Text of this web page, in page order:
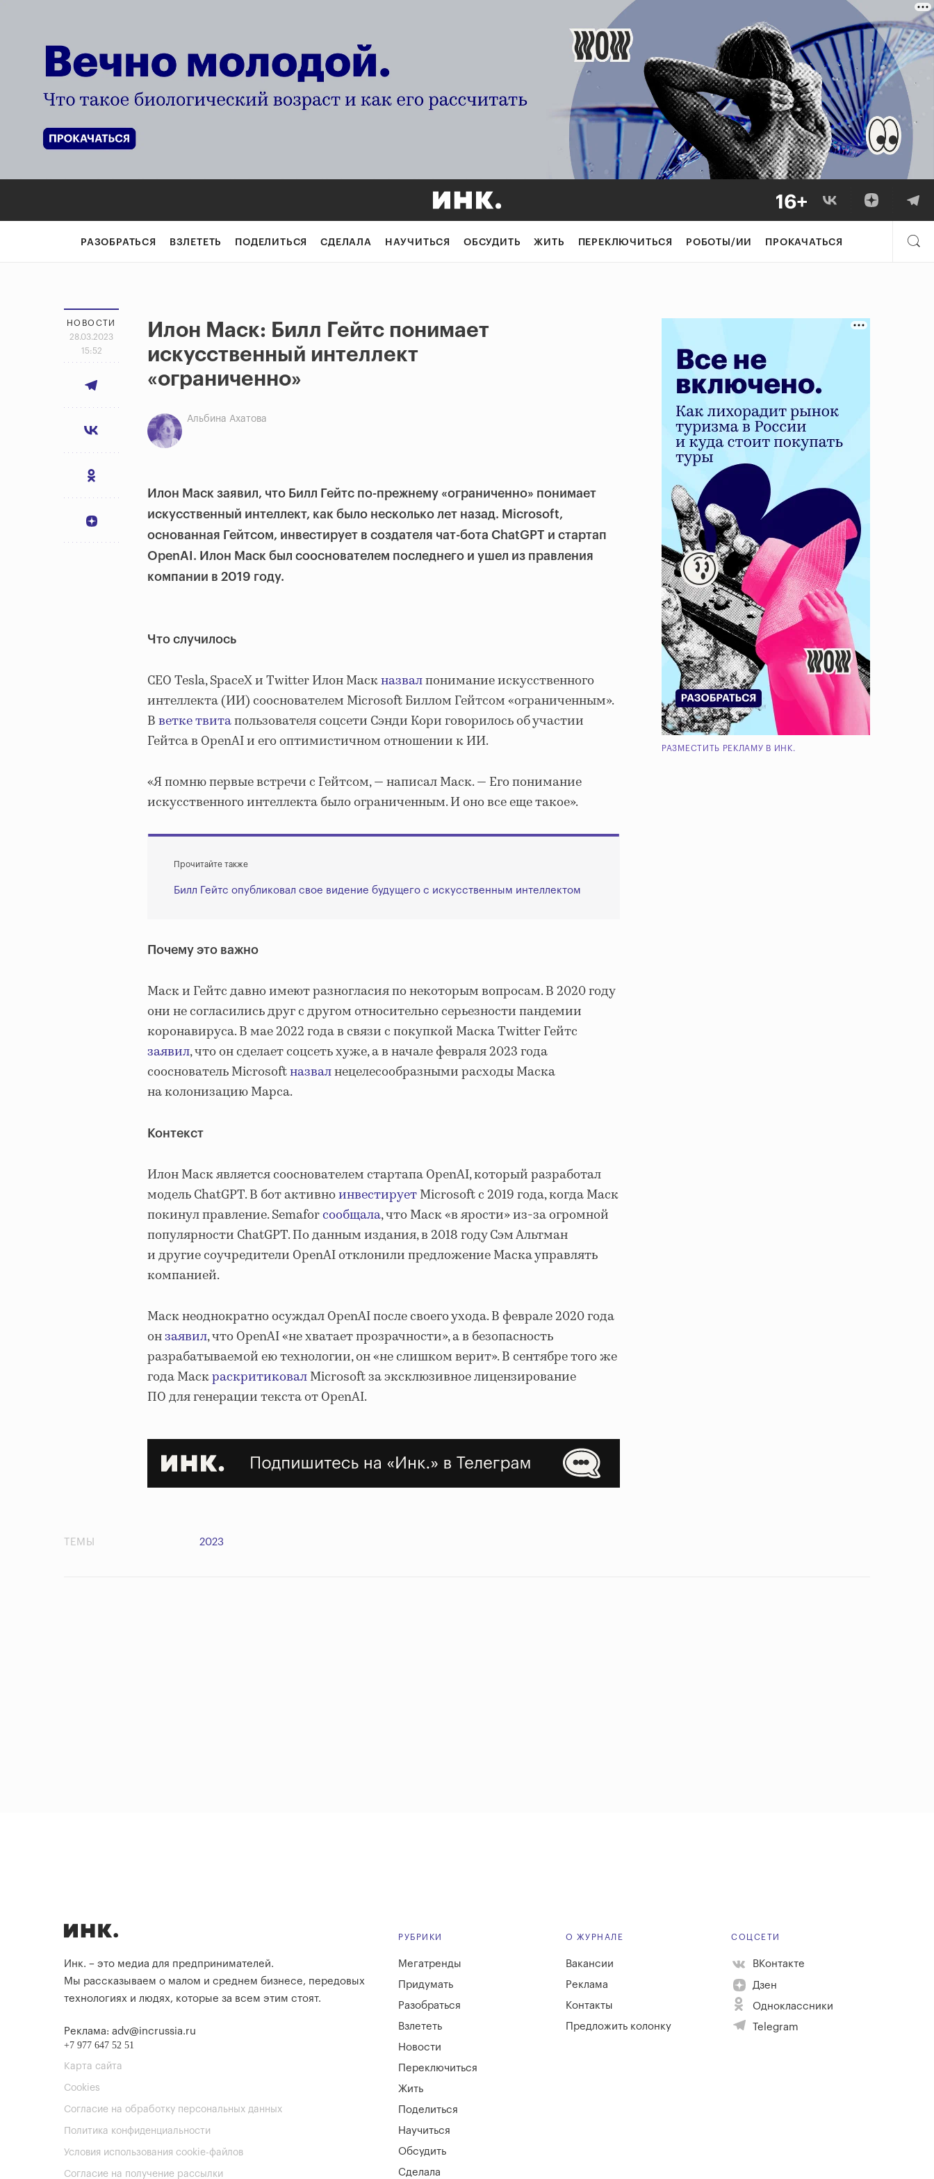
РАЗОБРАТЬСЯ ВЗЛЕТЕТЬ ПОДЕЛИТЬСЯ СДЕЛАЛА НАУЧИТЬСЯ ОБСУДИТЬ ЖИТЬ ПЕРЕКЛЮЧИТЬСЯ РОБОТЫ/ИИ ПРОКАЧАТЬСЯ
НОВОСТИ
28.03.2023
15:52
Илон Маск: Билл Гейтс понимает
искусственный интеллект
«ограниченно»
Альбина Ахатова
Илон Маск заявил, что Билл Гейтс по-прежнему «ограниченно» понимает
искусственный интеллект, как было несколько лет назад. Microsoft,
основанная Гейтсом, инвестирует в создателя чат-бота ChatGPT и стартап
OpenAI. Илон Маск был сооснователем последнего и ушел из правления
компании в 2019 году.
Что случилось
СЕО Tesla, SpaceX и Twitter Илон Маскназвалпонимание искусственного
интеллекта (ИИ) сооснователем Microsoft Биллом Гейтсом «ограниченным».
Вветке твитапользователя соцсети Сэнди Кори говорилось об участии
Гейтса в OpenAI и его оптимистичном отношении к ИИ.
«Я помню первые встречи с Гейтсом, — написал Маск. — Его понимание
искусственного интеллекта было ограниченным. И оно все еще такое».
Прочитайте также
Билл Гейтс опубликовал свое видение будущего с искусственным интеллектом
Почему это важно
Маск и Гейтс давно имеют разногласия по некоторым вопросам. В 2020 году
они не согласились друг с другом относительно серьезности пандемии
коронавируса. В мае 2022 года в связи с покупкой Маска Twitter Гейтс
заявил, что он сделает соцсеть хуже, а в начале февраля 2023 года
сооснователь Microsoftназвалнецелесообразными расходы Маска
на колонизацию Марса.
Контекст
Илон Маск является сооснователем стартапа OpenAI, который разработал
модель ChatGPT. В бот активноинвестируетMicrosoft с 2019 года, когда Маск
покинул правление. Semaforсообщала, что Маск «в ярости» из-за огромной
популярности ChatGPT. По данным издания, в 2018 году Сэм Альтман
и другие соучредители OpenAI отклонили предложение Маска управлять
компанией.
Маск неоднократно осуждал OpenAI после своего ухода. В феврале 2020 года
онзаявил, что OpenAI «не хватает прозрачности», а в безопасность
разрабатываемой ею технологии, он «не слишком верит». В сентябре того же
года МаскраскритиковалMicrosoft за эксклюзивное лицензирование
ПО для генерации текста от OpenAI.
РАЗМЕСТИТЬ РЕКЛАМУ В ИНК.
ТЕМЫ 2023
Инк. – это медиа для предпринимателей.
Мы рассказываем о малом и среднем бизнесе, передовых
технологиях и людях, которые за всем этим стоят.
Реклама: adv@incrussia.ru
+7 977 647 52 51
Карта сайта
Cookies
Согласие на обработку персональных данных
Политика конфиденциальности
Условия использования cookie-файлов
Согласие на получение рассылки
РУБРИКИ
Мегатренды
Придумать
Разобраться
Взлететь
Новости
Переключиться
Жить
Поделиться
Научиться
Обсудить
Сделала
О ЖУРНАЛЕ
Вакансии
Реклама
Контакты
Предложить колонку
СОЦСЕТИ
ВКонтакте
Дзен
Одноклассники
Telegram